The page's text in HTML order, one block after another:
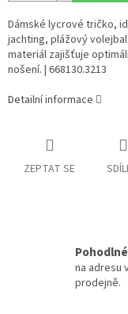
Dámské lycrové tričko,
jachting, plážový
materiál zajišťuje
nošení. | 668130.3213
Detailní informace
ZEPTAT SE
na adresu
prodejně.